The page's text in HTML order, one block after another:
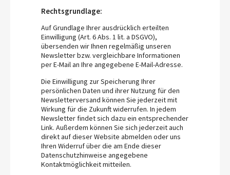
Rechtsgrundlage:
Auf Grundlage Ihrer ausdrücklich erteilten
Einwilligung (Art. 6 Abs. 1 lit. a DSGVO),
übersenden wir Ihnen regelmäßig unseren
Newsletter bzw. vergleichbare Informationen
per E-Mail an Ihre angegebene E-Mail-Adresse.
Die Einwilligung zur Speicherung Ihrer
persönlichen Daten und ihrer Nutzung für den
Newsletterversand können Sie jederzeit mit
Wirkung für die Zukunft widerrufen. In jedem
Newsletter findet sich dazu ein entsprechender
Link. Außerdem können Sie sich jederzeit auch
direkt auf dieser Website abmelden oder uns
Ihren Widerruf über die am Ende dieser
Datenschutzhinweise angegebene
Kontaktmöglichkeit mitteilen.